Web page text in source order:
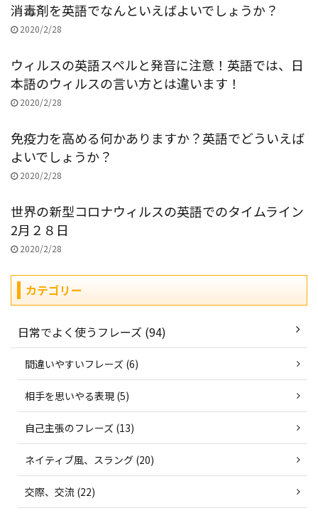
消毒剤を英語でなんといえばよいでしょうか？
2020/2/28
ウィルスの英語スペルと発音に注意！英語では、日
本語のウィルスの言い方とは違います！
2020/2/28
免疫力を高める何かありますか？英語でどういえば
よいでしょうか？
2020/2/28
世界の新型コロナウィルスの英語でのタイムライン
2月２８日
2020/2/28
カテゴリー
日常でよく使うフレーズ (94)
間違いやすいフレーズ (6)
相手を思いやる表現 (5)
自己主張のフレーズ (13)
ネイティブ風、スラング (20)
交際、交流 (22)